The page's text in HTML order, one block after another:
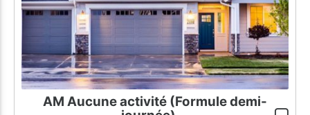
AM Aucune activité (Formule demi-